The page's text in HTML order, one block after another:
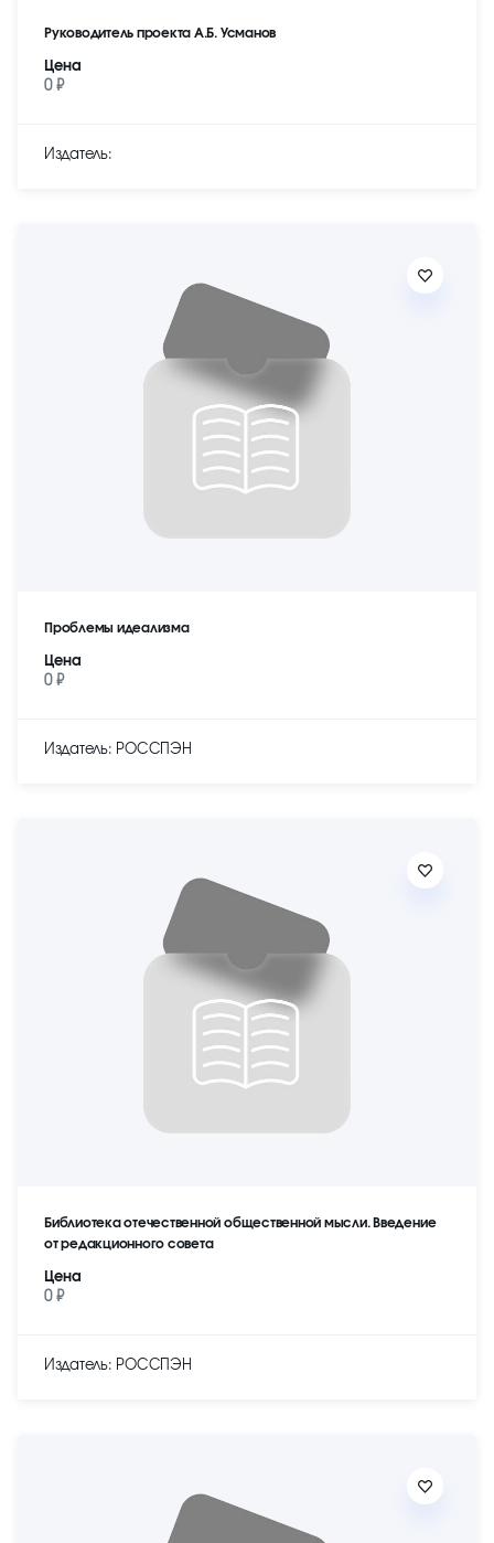
Руководитель проекта А.Б. Усманов
Цена
0 ₽
Издатель:
Проблемы идеализма
Цена
0 ₽
Издатель: РОССПЭН
Библиотека отечественной общественной мысли. Введение
от редакционного совета
Цена
0 ₽
Издатель: РОССПЭН